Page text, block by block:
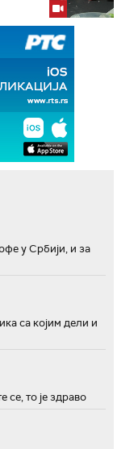
у Србији, и за
са којим дели и
се, то је здраво